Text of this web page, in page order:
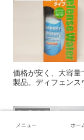
価格が安く、大容
製品。ディフェンス
コーティング
メニュー ホー